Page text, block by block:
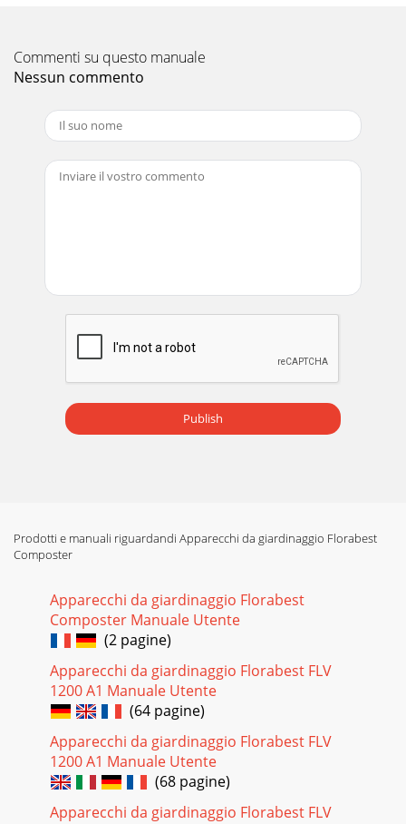
Commenti su questo manuale
Nessun commento
Publish
Prodotti e manuali riguardandi Apparecchi da giardinaggio Florabest
Composter
Apparecchi da giardinaggio Florabest
Composter Manuale Utente
(2 pagine)
Apparecchi da giardinaggio Florabest FLV
1200 A1 Manuale Utente
(64 pagine)
Apparecchi da giardinaggio Florabest FLV
1200 A1 Manuale Utente
(68 pagine)
Apparecchi da giardinaggio Florabest FLV